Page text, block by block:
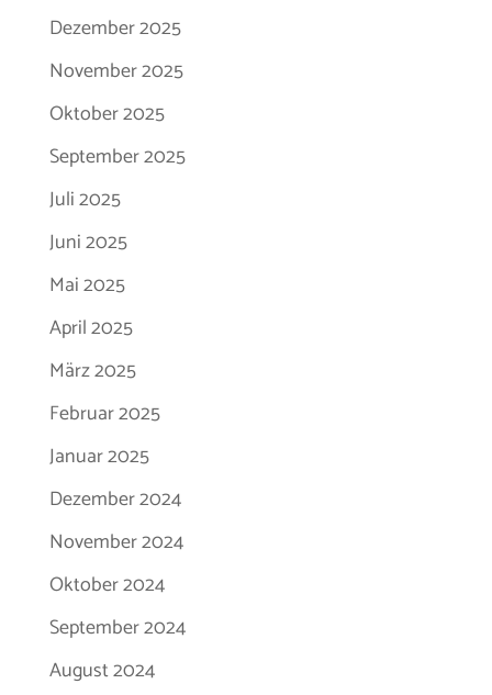
Dezember 2025
November 2025
Oktober 2025
September 2025
Juli 2025
Juni 2025
Mai 2025
April 2025
März 2025
Februar 2025
Januar 2025
Dezember 2024
November 2024
Oktober 2024
September 2024
August 2024